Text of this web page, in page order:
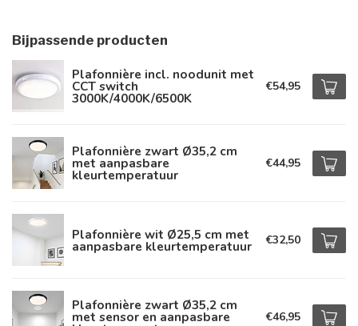
Bijpassende producten
Plafonnière incl. noodunit met
CCT switch
3000K/4000K/6500K
€54,95
Plafonnière zwart Ø35,2 cm
met aanpasbare
kleurtemperatuur
€44,95
Plafonnière wit Ø25,5 cm met
aanpasbare kleurtemperatuur €32,50
Plafonnière zwart Ø35,2 cm
met sensor en aanpasbare €46,95